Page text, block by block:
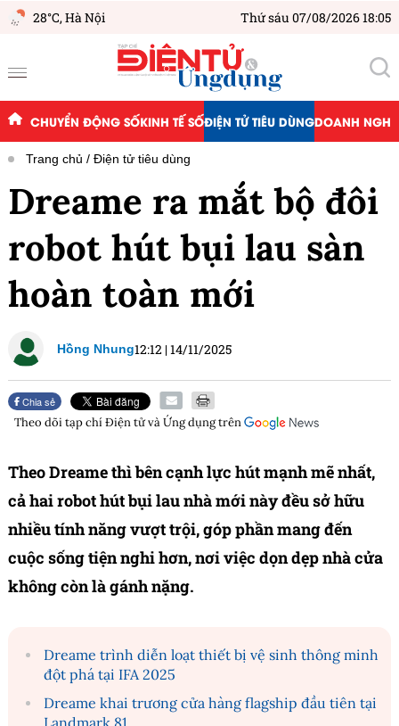
28°C,Hà Nội Thứ sáu 07/08/2026 18:05
CHUYỂN ĐỘNG SỐKINH TẾ SỐĐIỆN TỬ TIÊU DÙNGDOANH
Trang chủ Điện tử tiêu dùng
Dreame ra mắt bộ đôi
robot hút bụi lau sàn
hoàn toàn mới
Hồng Nhung12:12 |14/11/2025
Chia sẻ
Theo dõi tạp chíĐiện tử và Ứng dụngtrên
Theo Dreame thì bên cạnh lực hút mạnh mẽ nhất,
cả hai robot hút bụi lau nhà mới này đều sở hữu
nhiều tính năng vượt trội, góp phần mang đến
cuộc sống tiện nghi hơn, nơi việc dọn dẹp nhà cửa
không còn là gánh nặng.
Dreame trình diễn loạt thiết bị vệ sinh thông minh
đột phá tại IFA 2025
Dreame khai trương cửa hàng flagship đầu tiên tại